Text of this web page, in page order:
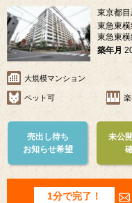
東京都
東急東
東急東
築年月
大規模マンション
ペット可
売出し待ち
お知らせ希望
未公
1分で完了！